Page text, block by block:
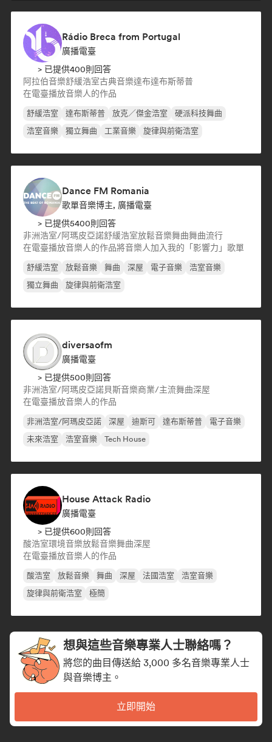
Rádio Breca from Portugal
廣播電臺
> 已提供400則回答
阿拉伯音樂舒緩浩室古典音樂達布達布斯蒂普
在電臺播放音樂人的作品
舒緩浩室 達布斯蒂普 放克／傑金浩室
硬派科技舞曲
浩室音樂
獨立舞曲 工業音樂 旋律與前衛浩室
Dance FM Romania
歌單音樂博主, 廣播電臺
> 已提供5400則回答
非洲浩室/阿瑪皮亞諾舒緩浩室放鬆音樂舞曲舞曲流行
在電臺播放音樂人的作品將音樂人加入我的「影響力」歌單
舒緩浩室 放鬆音樂 舞曲 深屋 電子音樂
浩室音樂
獨立舞曲
旋律與前衛浩室
diversaofm
廣播電臺
> 已提供500則回答
非洲浩室/阿瑪皮亞諾貝斯音樂商業/主流舞曲深屋
在電臺播放音樂人的作品
非洲浩室/阿瑪皮亞諾 深屋 迪斯可 達布斯蒂普
電子音樂
未來浩室
浩室音樂 Tech House
House Attack Radio
廣播電臺
> 已提供600則回答
酸浩室環境音樂放鬆音樂舞曲深屋
在電臺播放音樂人的作品
酸浩室 放鬆音樂 舞曲 深屋 法國浩室
浩室音樂
旋律與前衛浩室
極簡
想與這些音樂專業人士聯絡嗎？
將您的曲目傳送給 3,000 多名音樂專業人士
與音樂博主。
立即開始